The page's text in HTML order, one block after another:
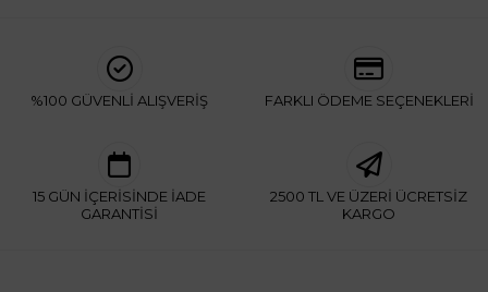
%100 GÜVENLİ ALIŞVERİŞ FARKLI ÖDEME SEÇENEKLERİ
15 GÜN İÇERİSİNDE İADE
GARANTİSİ
2500 TL VE ÜZERİ ÜCRETSİZ
KARGO